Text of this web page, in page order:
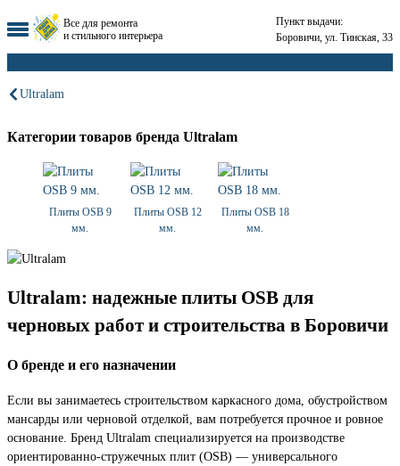
Все для ремонта
и стильного интерьера
Пункт выдачи:
Боровичи, ул. Тинская, 33
Ultralam
Категории товаров бренда Ultralam
Плиты OSB 9
мм.
Плиты OSB 12
мм.
Плиты OSB 18
мм.
Ultralam: надежные плиты OSB для
черновых работ и строительства в Боровичи
О бренде и его назначении
Если вы занимаетесь строительством каркасного дома, обустройством
мансарды или черновой отделкой, вам потребуется прочное и ровное
основание. Бренд Ultralam специализируется на производстве
ориентированно-стружечных плит (OSB) — универсального